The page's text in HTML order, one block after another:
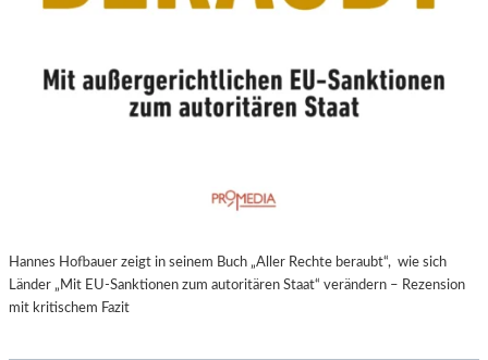
Hannes Hofbauer zeigt in seinem Buch „Aller Rechte beraubt“, wie sich
Länder „Mit EU-Sanktionen zum autoritären Staat“ verändern – Rezension
mit kritischem Fazit